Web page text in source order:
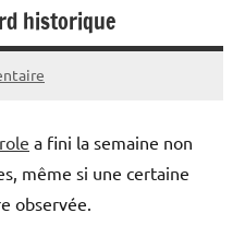
historique
a fini la semaine non
même si une certaine
observée.